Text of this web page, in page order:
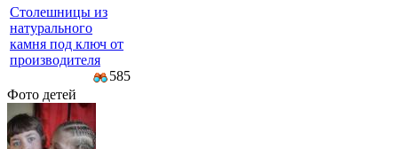
Столешницы из
натурального
камня под ключ от
производителя
585
Фото детей